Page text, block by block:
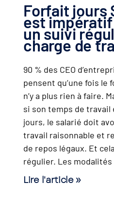
Forfait jours
est
un suivi
charge de
90 % des CEO
pensent qu’une fois le
n’y a plus rien à faire.
si son temps de travail
jours, le salarié doit
travail raisonnable et
de repos légaux. Et
régulier. Les modalités
Lire l'article »